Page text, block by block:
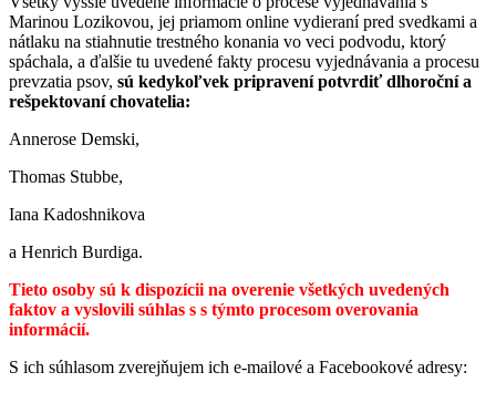
Marinou Lozikovou, jej priamom online vydieraní pred svedkami a
nátlaku na stiahnutie trestného konania vo veci podvodu, ktorý
spáchala, a ďalšie tu uvedené fakty procesu vyjednávania a procesu
prevzatia psov, sú kedykoľvek pripravení potvrdiť dlhoroční a
rešpektovaní chovatelia:
Annerose Demski,
Thomas Stubbe,
Iana Kadoshnikova
a Henrich Burdiga.
Tieto osoby sú k dispozícii na overenie všetkých uvedených
faktov a vyslovili súhlas s s týmto procesom overovania
informácií.
S ich súhlasom zverejňujem ich e-mailové a Facebookové adresy: